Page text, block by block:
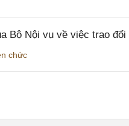
Bộ Nội vụ về việc trao
chức